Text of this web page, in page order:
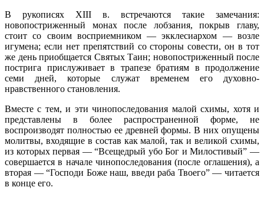
В рукописях XIII в. встречаются такие замечания:
новопостриженный монах после лобзания, покрыв главу,
стоит со своим восприемником — экклесиархом — возле
игумена; если нет препятствий со стороны совести, он в тот
же день приобщается Святых Таин; новопостриженный после
пострига прислуживает в трапезе братиям в продолжение
семи дней, которые служат временем его духовно-
нравственного становления.
Вместе с тем, и эти чинопоследования малой схимы, хотя и
представлены в более распространенной форме, не
воспроизводят полностью ее древней формы. В них опущены
молитвы, входящие в состав как малой, так и великой схимы,
из которых первая — “Всещедрый убо Бог и Милостивый” —
совершается в начале чинопоследования (после оглашения), а
вторая — “Господи Боже наш, введи раба Твоего” — читается
в конце его.